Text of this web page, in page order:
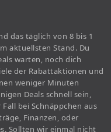
das täglich von 8 bis 1
aktuellsten Stand. Du
warten, noch dich
der Rabattaktionen und
weniger Minuten
Deals schnell sein,
bei Schnäppchen aus
Finanzen, oder
Sollten wir einmal nicht